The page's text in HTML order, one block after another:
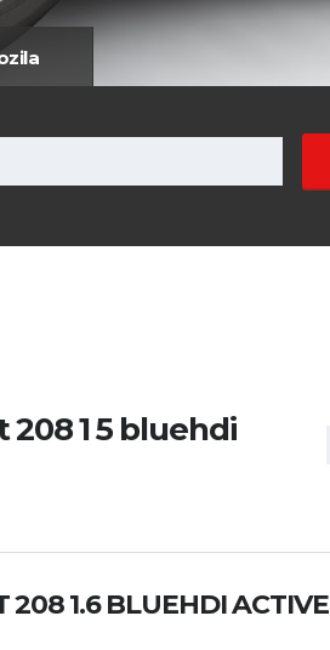
1 5 bluehdi
208 1.6 BLUEHDI ACTIVE